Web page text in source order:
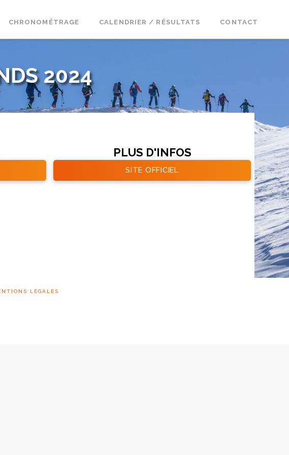
CHRONOMÉTRAGE CALENDRIER / RÉSULTATS CONTACT
2024
PLUS D'INFOS
SITE OFFICIEL
LÉGALES